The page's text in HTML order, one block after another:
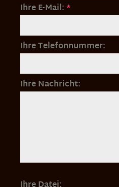
Ihre E-Mail:*
Ihre Telefonnummer:
Ihre Nachricht: